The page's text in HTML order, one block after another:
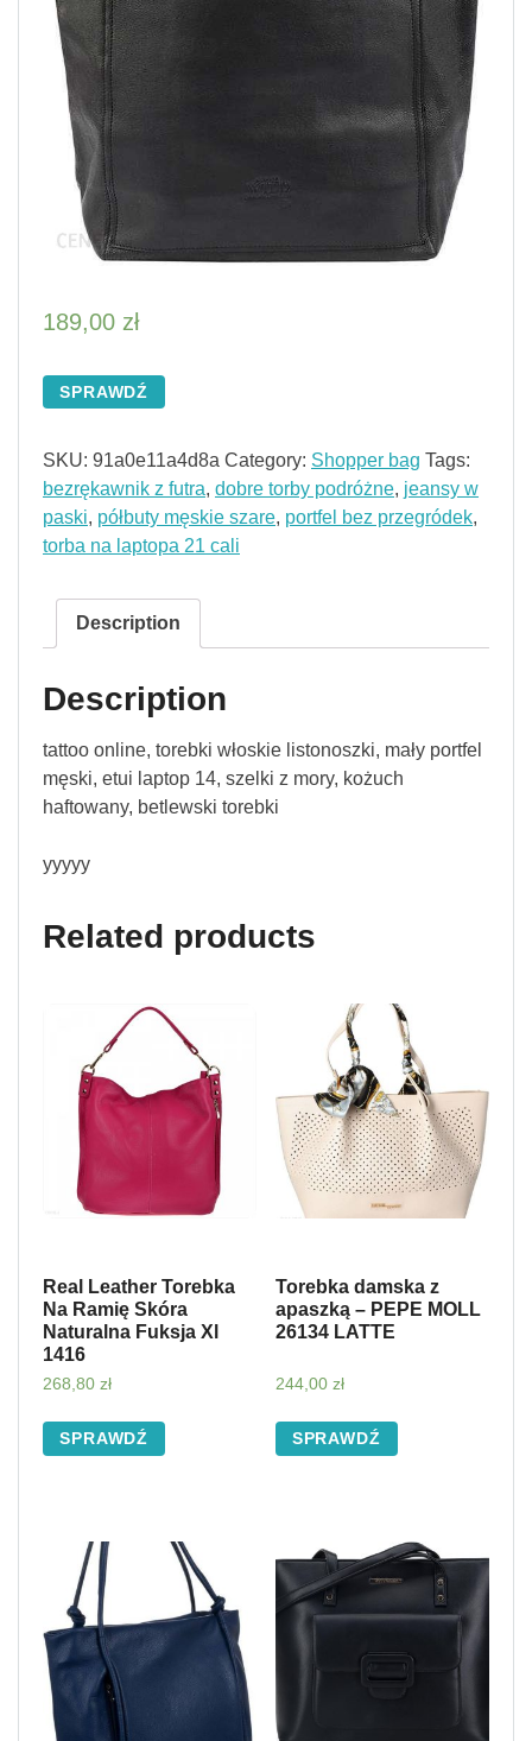
189,00 zł
SPRAWDŹ
SKU: 91a0e11a4d8a Category: Shopper bag Tags:
bezrękawnik z futra, dobre torby podróżne, jeansy w
paski, półbuty męskie szare, portfel bez przegródek,
torba na laptopa 21 cali
Description
Description
tattoo online, torebki włoskie listonoszki, mały portfel
męski, etui laptop 14, szelki z mory, kożuch
haftowany, betlewski torebki
yyyyy
Related products
Real Leather Torebka
Na Ramię Skóra
Naturalna Fuksja Xl
1416
268,80 zł
SPRAWDŹ
Torebka damska z
apaszką – PEPE MOLL
26134 LATTE
244,00 zł
SPRAWDŹ